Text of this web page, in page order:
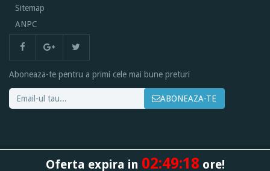
Oferta expira in 02:49:17 ore!
Sitemap
ANPC
Aboneaza-te pentru a primi cele mai bune preturi
ABONEAZA-TE
Toate drepturile rezervate @ 2026 - Biciclete